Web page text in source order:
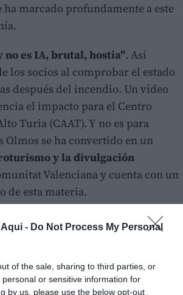
- Do Not Process My Personal
of the sale, sharing to third parties, or
or sensitive information for
by us, please use the below opt-out
ha marcado profundamente a este
no es IA, brutal, hostia". Así
los socios al comprobar el estado
después del incendio. Un vídeo
el impacto para el Centro
Turia (CAAT). Y no es para
Olmos se ha convertido en un
y la divulgación
Valenciana y cuenta con un
de esta materia.